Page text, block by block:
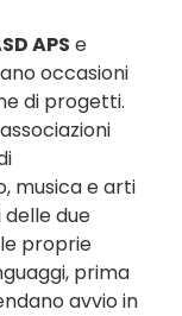
APS e
occasioni
di progetti.
musica e arti
due
proprie
prima
avvio in